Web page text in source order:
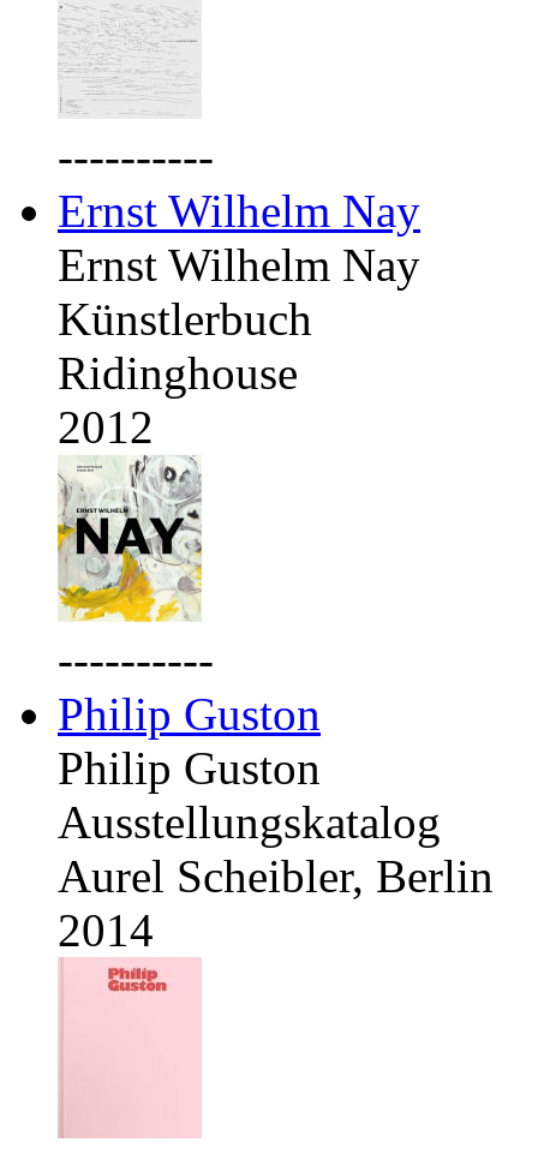
----------
Ernst Wilhelm Nay
Ernst Wilhelm Nay
Künstlerbuch
Ridinghouse
2012
----------
Philip Guston
Philip Guston
Ausstellungskatalog
Aurel Scheibler, Berlin
2014